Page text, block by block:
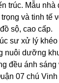
trúc. Mẫu
và tinh tế
sộ, cao cấp.
sư xử lý
nuôi dưỡng
đều ánh sáng
07 chú